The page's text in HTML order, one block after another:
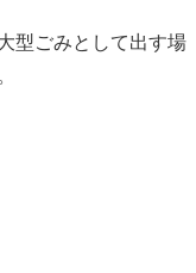
型ごみとして出す場